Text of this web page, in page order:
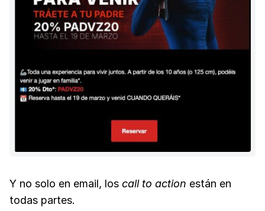
Y no solo en email, los call to action están en
todas partes.